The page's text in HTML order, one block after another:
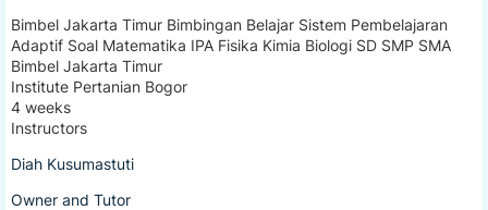
Bimbel Jakarta Timur Bimbingan Belajar Sistem Pembelajaran
Adaptif Soal Matematika IPA Fisika Kimia Biologi SD SMP SMA
Bimbel Jakarta Timur
Institute Pertanian Bogor
4 weeks
Instructors
Diah Kusumastuti
Owner and Tutor